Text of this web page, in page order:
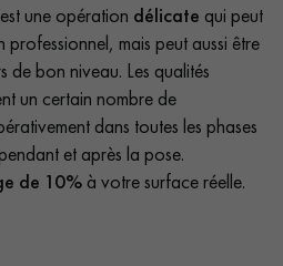
est une opération délicate qui peut
professionnel, mais peut aussi être
de bon niveau. Les qualités
un certain nombre de
dans toutes les phases
et après la pose.
de 10% à votre surface réelle.